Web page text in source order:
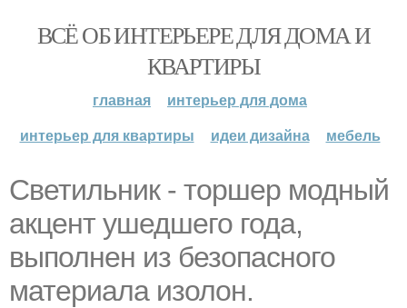
ВСЁ ОБ ИНТЕРЬЕРЕ ДЛЯ ДОМА И
КВАРТИРЫ
главная
интерьер для дома
интерьер для квартиры
идеи дизайна мебель
Светильник - торшер модный
акцент ушедшего года,
выполнен из безопасного
материала изолон.